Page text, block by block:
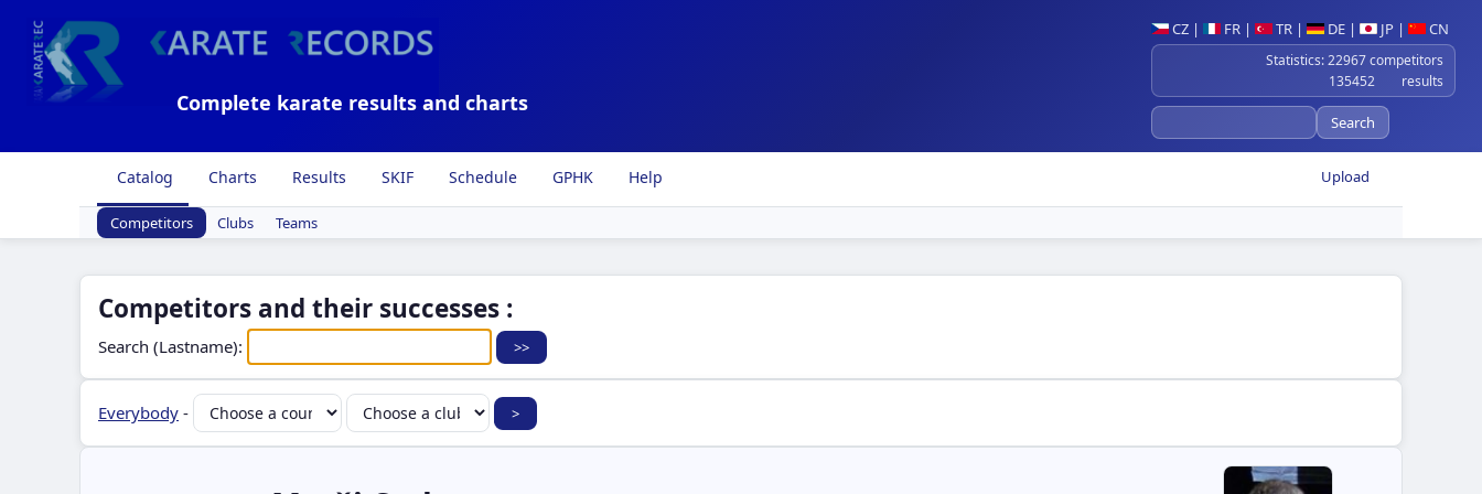
CZ | FR | TR | DE | JP | CN
Statistics: 22967 competitors
135452 results
Complete karate results and charts
Upload
Catalog Charts Results SKIF Schedule GPHK Help
Competitors Clubs Teams
Competitors and their successes :
Search (Lastname):
Everybody -